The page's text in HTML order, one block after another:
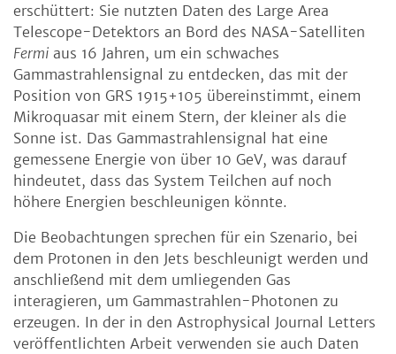
erschüttert: Sie nutzten Daten des Large Area
Telescope-Detektors an Bord des NASA-Satelliten
Fermi aus 16 Jahren, um ein schwaches
Gammastrahlensignal zu entdecken, das mit der
Position von GRS 1915+105 übereinstimmt, einem
Mikroquasar mit einem Stern, der kleiner als die
Sonne ist. Das Gammastrahlensignal hat eine
gemessene Energie von über 10 GeV, was darauf
hindeutet, dass das System Teilchen auf noch
höhere Energien beschleunigen könnte.
Die Beobachtungen sprechen für ein Szenario, bei
dem Protonen in den Jets beschleunigt werden und
anschließend mit dem umliegenden Gas
interagieren, um Gammastrahlen-Photonen zu
erzeugen. In der in den Astrophysical Journal Letters
veröffentlichten Arbeit verwenden sie auch Daten